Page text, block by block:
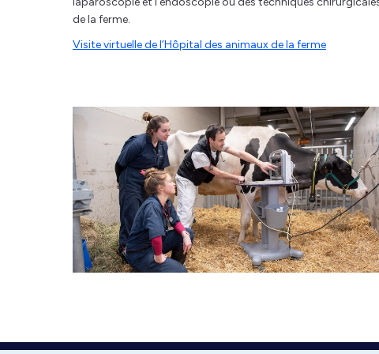
de la ferme.
Visite virtuelle de l’Hôpital des animaux de la ferme